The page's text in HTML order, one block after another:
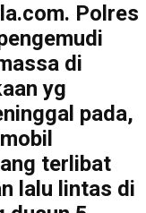
Polres
di
yg
pada,
terlibat
lalu lintas di